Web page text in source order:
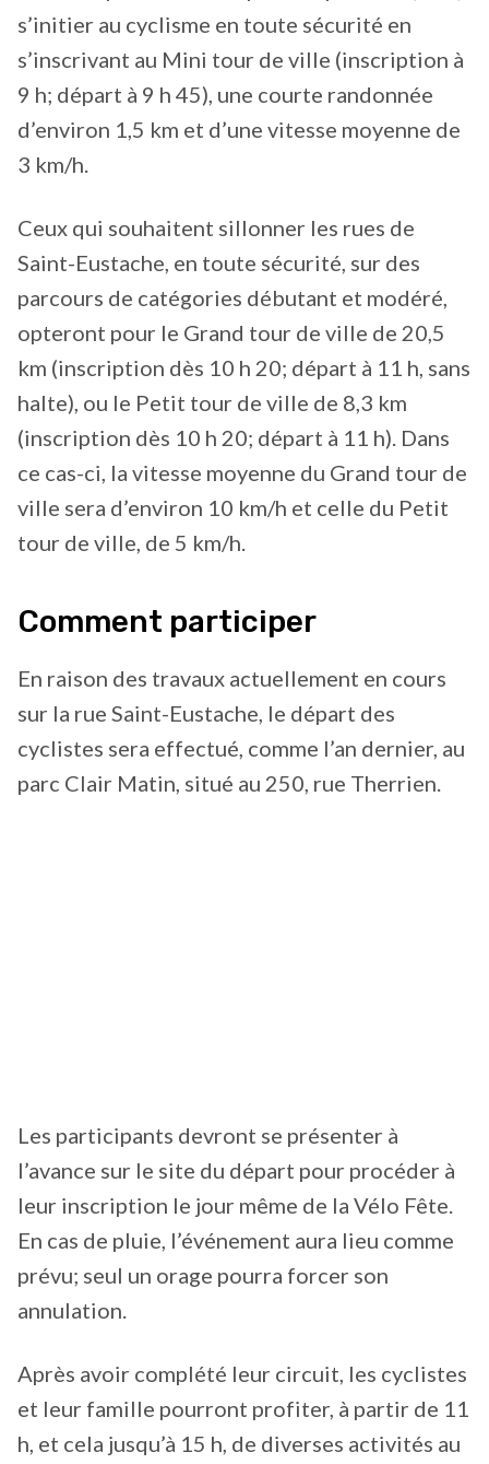
s’initier au cyclisme en toute sécurité en
s’inscrivant au Mini tour de ville (inscription à
9 h; départ à 9 h 45), une courte randonnée
d’environ 1,5 km et d’une vitesse moyenne de
3 km/h.
Ceux qui souhaitent sillonner les rues de
Saint-Eustache, en toute sécurité, sur des
parcours de catégories débutant et modéré,
opteront pour le Grand tour de ville de 20,5
km (inscription dès 10 h 20; départ à 11 h, sans
halte), ou le Petit tour de ville de 8,3 km
(inscription dès 10 h 20; départ à 11 h). Dans
ce cas-ci, la vitesse moyenne du Grand tour de
ville sera d’environ 10 km/h et celle du Petit
tour de ville, de 5 km/h.
Comment participer
En raison des travaux actuellement en cours
sur la rue Saint-Eustache, le départ des
cyclistes sera effectué, comme l’an dernier, au
parc Clair Matin, situé au 250, rue Therrien.
Les participants devront se présenter à
l’avance sur le site du départ pour procéder à
leur inscription le jour même de la Vélo Fête.
En cas de pluie, l’événement aura lieu comme
prévu; seul un orage pourra forcer son
annulation.
Après avoir complété leur circuit, les cyclistes
et leur famille pourront profiter, à partir de 11
h, et cela jusqu’à 15 h, de diverses activités au